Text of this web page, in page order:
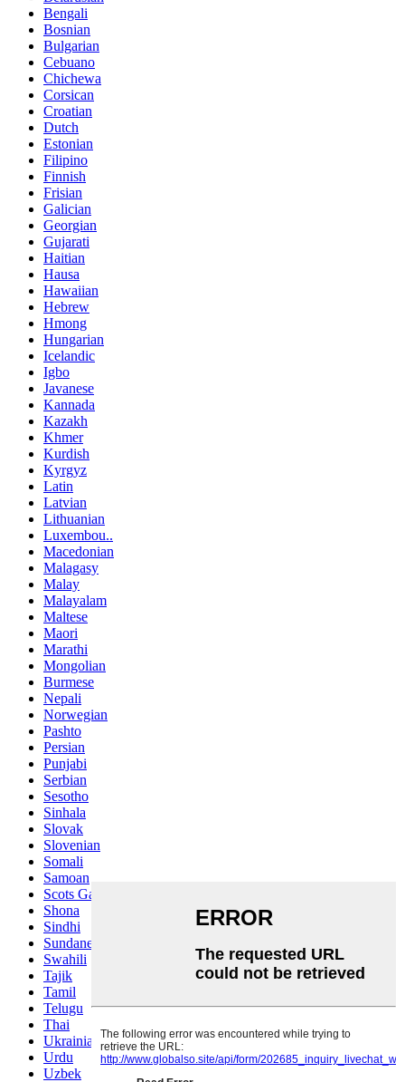
Bengali
Bosnian
Bulgarian
Cebuano
Chichewa
Corsican
Croatian
Dutch
Estonian
Filipino
Finnish
Frisian
Galician
Georgian
Gujarati
Haitian
Hausa
Hawaiian
Hebrew
Hmong
Hungarian
Icelandic
Igbo
Javanese
Kannada
Kazakh
Khmer
Kurdish
Kyrgyz
Latin
Latvian
Lithuanian
Luxembou..
Macedonian
Malagasy
Malay
Malayalam
Maltese
Maori
Marathi
Mongolian
Burmese
Nepali
Norwegian
Pashto
Persian
Punjabi
Serbian
Sesotho
Sinhala
Slovak
Slovenian
Somali
Samoan
Scots Gaelic
Shona
Sindhi
Sundanese
Swahili
Tajik
Tamil
Telugu
Thai
Ukrainian
Urdu
Uzbek